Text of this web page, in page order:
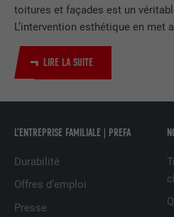
toitures et façades est un
L’intervention esthétique en met
LIRE LA SUITE
L’ENTREPRISE FAMILIALE | PREFA
Durabilité
Offres d’emploi
Presse
FOURNISSEUR LinkedIn
EXPIRATION
NOM
FOURNISSEUR